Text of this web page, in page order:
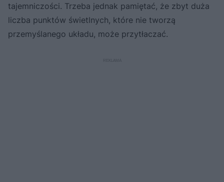
tajemniczości. Trzeba jednak pamiętać, że zbyt duża
liczba punktów świetlnych, które nie tworzą
przemyślanego układu, może przytłaczać.